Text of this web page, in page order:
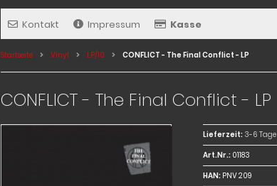
Kontakt Impressum Kasse
Startseite Vinyl LP/10 CONFLICT - The Final Conflict - LP
CONFLICT - The Final Conflict - LP
Lieferzeit: 3-6 Tage
Art.Nr.: 01183
HAN:PNV 209